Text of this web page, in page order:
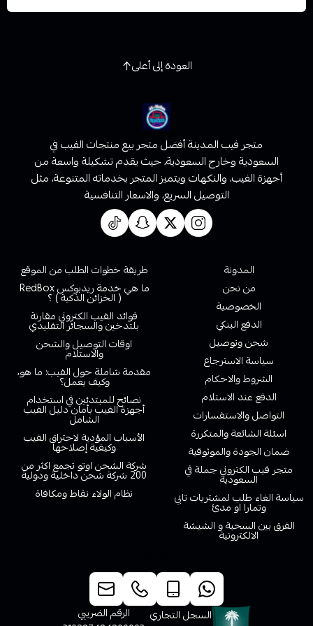
العودة إلى أعلى
متجر فيب المدينة أفضل متجر بيع منتجات الفيب في
السعودية وخارج السعودية، حيث يقدم تشكيلة واسعة من
أجهزة الفيب، والنكهات ويتميز المتجر بخدماته المتنوعة، مثل
التوصيل السريع، والاسعار التنافسية
المدونة
من نحن
الخصوصية
الدفع البنكي
شحن وتوصيل
سياسة الاسترجاع
الشروط والاحكام
الدفع عند الاستلام
التواصل والاستفسارات
اسئلة الشائعة والمتكررة
ضمان الجودة والموثوقية
متجر فيب الكتروني جملة في
السعودية
سياسة الغاء طلب لمشتريات تابي
وتمارا او مدئ
الفرق بين السحبة و الشيشة
الالكترونية
طريقة خطوات الطلب من الموقع
ما هي خدمة ريدبوكس RedBox
( الخزائن الذكية ) ؟
فوائد الفيب الكتروني مقارنة
بلتدخين والسجائر التقليدي
اوقات التوصيل والشحن
والاستلام
مقدمة شاملة حول الفيب: ما هو،
وكيف يعمل؟
نصائح للمبتدئين في استخدام
أجهزة الفيب بأمان دليل الفيب
الشامل
الأسباب المؤدية لاحتراق الفيب
وكيفية إصلاحها
شركة الشحن اوتو تجمع اكثر من
200 شركة شحن داخلية ودولية
نظام الولاء نقاط ومكافاة
السجل التجاري
الرقم الضريبي